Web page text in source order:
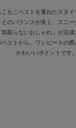
こもこベストを重ねたスタイ
とのバランスが良く、スニ
気取らないおしゃれ」が完成
ストから、ワンピースの
かわいいポイントです。